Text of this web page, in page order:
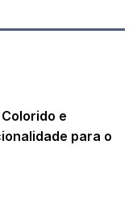
e
para o